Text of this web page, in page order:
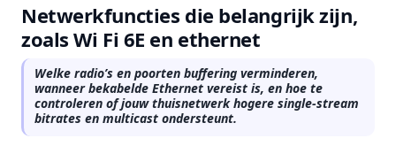
Netwerkfuncties die belangrijk zijn,
zoals Wi Fi 6E en ethernet
Welke radio’s en poorten buffering verminderen,
wanneer bekabelde Ethernet vereist is, en hoe te
controleren of jouw thuisnetwerk hogere single-stream
bitrates en multicast ondersteunt.